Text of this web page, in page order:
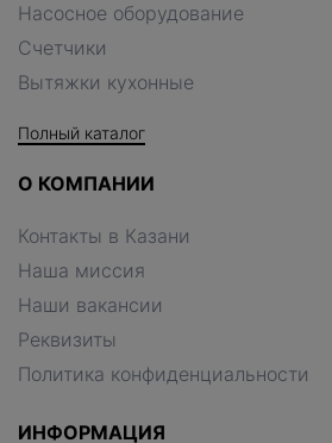
Насосное оборудование
Счетчики
Вытяжки кухонные
Полный каталог
О КОМПАНИИ
Контакты в Казани
Наша миссия
Наши вакансии
Реквизиты
Политика конфиденциальности
ИНФОРМАЦИЯ